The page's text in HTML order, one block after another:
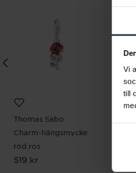
Vi
till
Thomas Sabo
Charm-hängsmycke
röd ros
Pris :519 kr
519 kr